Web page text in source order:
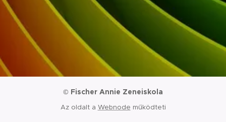
© Fischer Annie Zeneiskola
Az oldalt a Webnode működteti